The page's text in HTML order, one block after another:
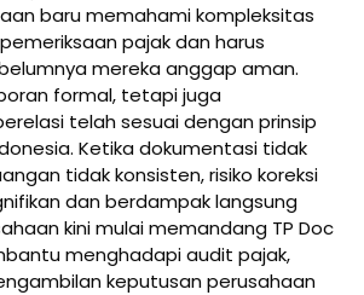
baru memahami kompleksitas
pajak dan harus
mereka anggap aman.
formal, tetapi juga
telah sesuai dengan prinsip
Ketika dokumentasi tidak
tidak konsisten, risiko koreksi
dan berdampak langsung
kini mulai memandang TP Doc
menghadapi audit pajak,
keputusan perusahaan